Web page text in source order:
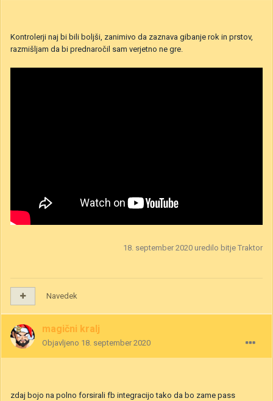
Kontrolerji naj bi bili boljši, zanimivo da zaznava gibanje rok in prstov,
razmišljam da bi prednaročil sam verjetno ne gre.
18. september 2020 uredilo bitje Traktor
Navedek
magični kralj
Objavljeno 18. september 2020
zdaj bojo na polno forsirali fb integracijo tako da bo zame pass